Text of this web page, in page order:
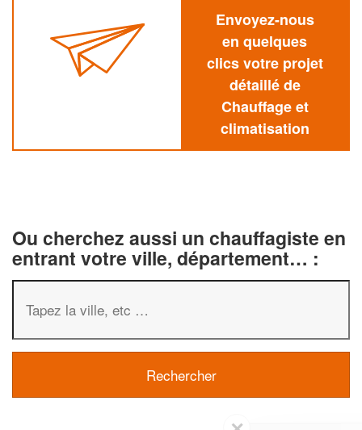
Envoyez-nous
en quelques
clics votre projet
détaillé de
Chauffage et
climatisation
Ou cherchez aussi un chauffagiste en
entrant votre ville, département… :